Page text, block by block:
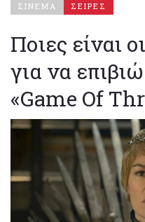
ΣΙΝΕΜΑ ΣΕΙΡΕΣ
Ποιες είναι
για να
«Game Of